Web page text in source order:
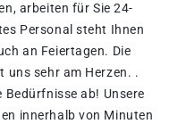
arbeiten für Sie 24-
Personal steht Ihnen
an Feiertagen. Die
uns sehr am Herzen. .
Bedürfnisse ab! Unsere
innerhalb von Minuten